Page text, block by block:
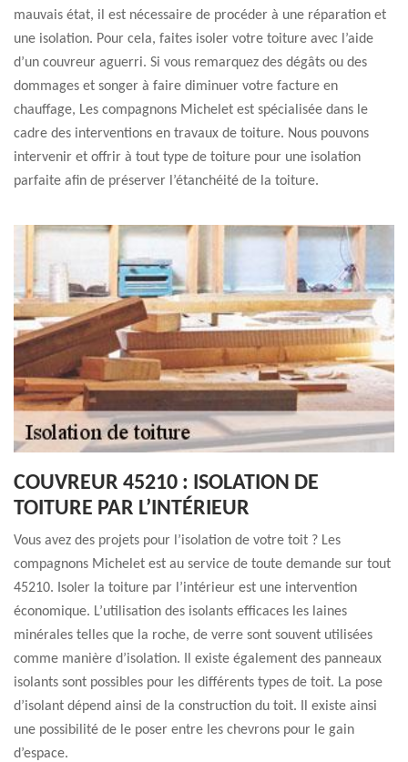
mauvais état, il est nécessaire de procéder à une réparation et
une isolation. Pour cela, faites isoler votre toiture avec l’aide
d’un couvreur aguerri. Si vous remarquez des dégâts ou des
dommages et songer à faire diminuer votre facture en
chauffage, Les compagnons Michelet est spécialisée dans le
cadre des interventions en travaux de toiture. Nous pouvons
intervenir et offrir à tout type de toiture pour une isolation
parfaite afin de préserver l’étanchéité de la toiture.
COUVREUR 45210 : ISOLATION DE
TOITURE PAR L’INTÉRIEUR
Vous avez des projets pour l’isolation de votre toit ? Les
compagnons Michelet est au service de toute demande sur tout
45210. Isoler la toiture par l’intérieur est une intervention
économique. L’utilisation des isolants efficaces les laines
minérales telles que la roche, de verre sont souvent utilisées
comme manière d’isolation. Il existe également des panneaux
isolants sont possibles pour les différents types de toit. La pose
d’isolant dépend ainsi de la construction du toit. Il existe ainsi
une possibilité de le poser entre les chevrons pour le gain
d’espace.